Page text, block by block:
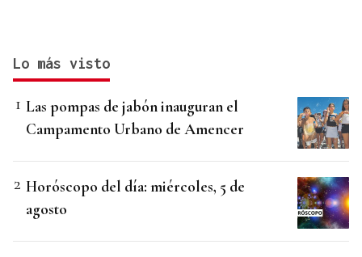
Lo más visto
Las pompas de jabón inauguran el
Campamento Urbano de Amencer
Horóscopo del día: miércoles, 5 de
agosto